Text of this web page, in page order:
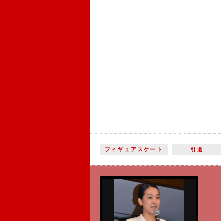
フィギュアスケート 引退